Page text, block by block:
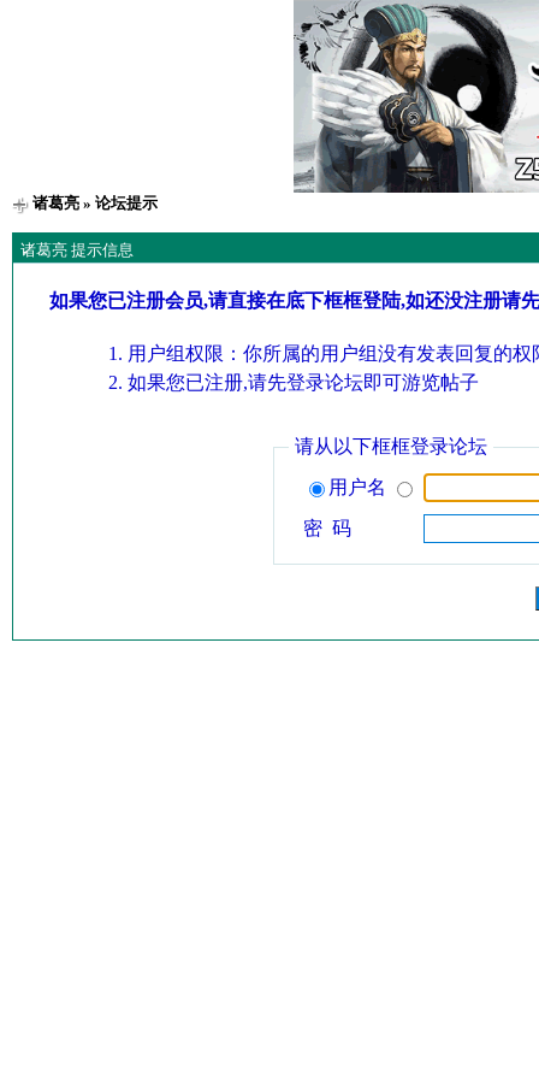
诸葛亮» 论坛提示
诸葛亮 提示信息
如果您已注册会员,请直接在底下框框登陆,如还没注册请
用户组权限：你所属的用户组没有发表回复的权
如果您已注册,请先登录论坛即可游览帖子
请从以下框框登录论坛
用户名
密 码